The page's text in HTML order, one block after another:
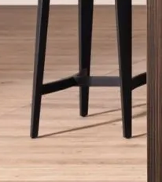
Узнавайте раньше всех о
Я клиент
Я дизайнер
Я даю согласие на
порядке и на условиях,
персональных данныхи
Политика